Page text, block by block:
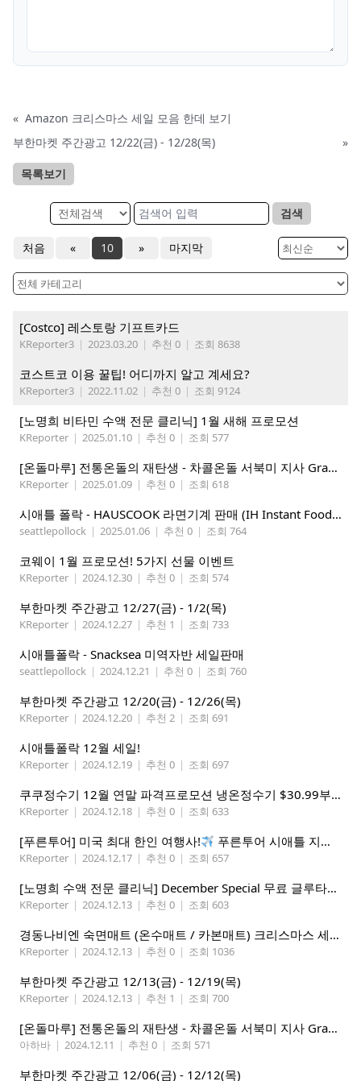
« Amazon 크리스마스 세일 모음 한데 보기
부한마켓 주간광고 12/22(금) - 12/28(목)
»
목록보기
검색
처음 « 10 » 마지막
[Costco] 레스토랑 기프트카드
KReporter3 | 2023.03.20 | 추천 0 | 조회 8638
코스트코 이용 꿀팁! 어디까지 알고 계세요?
KReporter3 | 2022.11.02 | 추천 0 | 조회 9124
[노명희 비타민 수액 전문 클리닉] 1월 새해 프로모션
KReporter | 2025.01.10 | 추천 0 | 조회 577
[온돌마루] 전통온돌의 재탄생 - 차콜온돌 서북미 지사 Grand Open!!
KReporter | 2025.01.09 | 추천 0 | 조회 618
시애틀 폴락 - HAUSCOOK 라면기계 판매 (IH Instant Food Cooker )
seattlepollock | 2025.01.06 | 추천 0 | 조회 764
코웨이 1월 프로모션! 5가지 선물 이벤트
KReporter | 2024.12.30 | 추천 0 | 조회 574
부한마켓 주간광고 12/27(금) - 1/2(목)
KReporter | 2024.12.27 | 추천 1 | 조회 733
시애틀폴락 - Snacksea 미역자반 세일판매
seattlepollock | 2024.12.21 | 추천 0 | 조회 760
부한마켓 주간광고 12/20(금) - 12/26(목)
KReporter | 2024.12.20 | 추천 2 | 조회 691
시애틀폴락 12월 세일!
KReporter | 2024.12.19 | 추천 0 | 조회 697
쿠쿠정수기 12월 연말 파격프로모션 냉온정수기 $30.99부터! (기본형은 $18.99)
KReporter | 2024.12.18 | 추천 0 | 조회 633
[푸른투어] 미국 최대 한인 여행사! 푸른투어 시애틀 지점 오픈특가, 최대 300불 할인!
KReporter | 2024.12.17 | 추천 0 | 조회 657
[노명희 수액 전문 클리닉] December Special 무료 글루타치온
KReporter | 2024.12.13 | 추천 0 | 조회 603
경동나비엔 숙면매트 (온수매트 / 카본매트) 크리스마스 세일!
KReporter | 2024.12.13 | 추천 0 | 조회 1036
부한마켓 주간광고 12/13(금) - 12/19(목)
KReporter | 2024.12.13 | 추천 1 | 조회 700
[온돌마루] 전통온돌의 재탄생 - 차콜온돌 서북미 지사 Grand Open!!
아하바 | 2024.12.11 | 추천 0 | 조회 571
부한마켓 주간광고 12/06(금) - 12/12(목)